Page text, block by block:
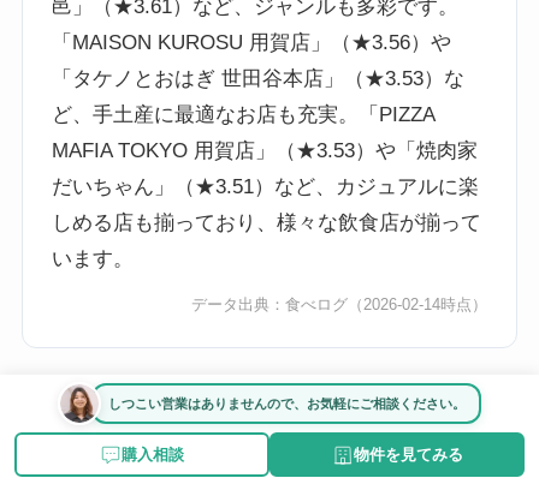
邑」（★3.61）など、ジャンルも多彩です。
「MAISON KUROSU 用賀店」（★3.56）や
「タケノとおはぎ 世田谷本店」（★3.53）な
ど、手土産に最適なお店も充実。「PIZZA
MAFIA TOKYO 用賀店」（★3.53）や「焼肉家
だいちゃん」（★3.51）など、カジュアルに楽
しめる店も揃っており、様々な飲食店が揃って
います。
データ出典：食べログ （2026-02-14時点）
用賀駅がおすすめな人・向いて
しつこい営業はありませんので、お気軽にご相談ください。
購入相談 物件を見てみる